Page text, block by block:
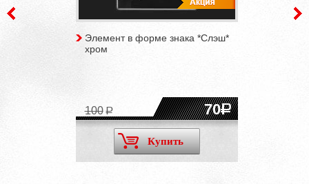
Элемент в форме знака *Слэш*
хром
70
100
Купить